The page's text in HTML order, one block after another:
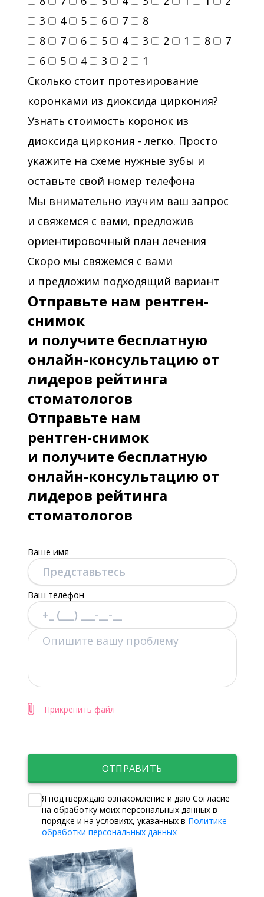
3
4 5 6 7
8
8
7 6 5 4 3 2 1 8
7
6
5 4 3 2
1
Сколько стоит протезирование
коронками из диоксида циркония?
Узнать стоимость коронок из
диоксида циркония - легко. Просто
укажите на схеме нужные зубы и
оставьте свой номер телефона
Мы внимательно изучим ваш запрос
и свяжемся с вами, предложив
ориентировочный план лечения
Скоро мы свяжемся с вами
и предложим подходящий вариант
Отправьте нам рентген-
снимок
и получите бесплатную
онлайн-консультацию от
лидеров рейтинга
стоматологов
Отправьте нам
рентген-снимок
и получите бесплатную
онлайн-консультацию от
лидеров рейтинга
стоматологов
Ваше имя
Ваш телефон
Прикрепить файл
ОТПРАВИТЬ
Я подтверждаю ознакомление и даю Согласие
на обработку моих персональных данных в
порядке и на условиях, указанных в Политике
обработки персональных данных